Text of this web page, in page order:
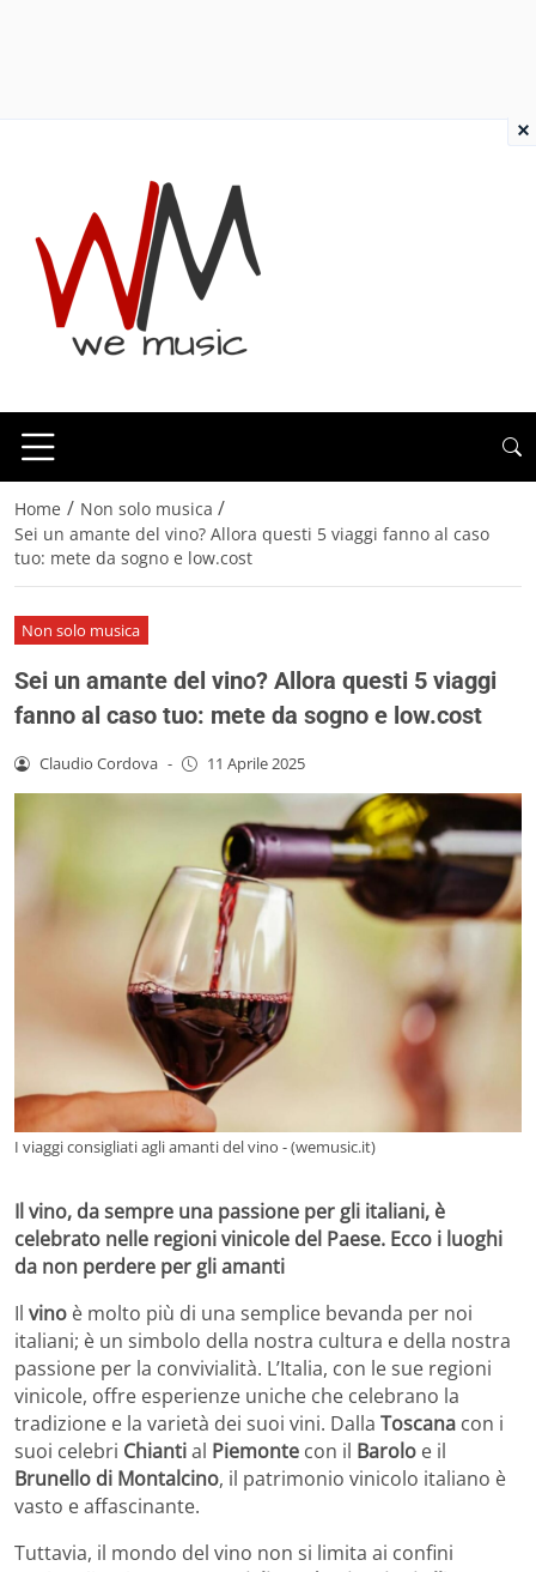
Home / Non solo musica /
Sei un amante del vino? Allora questi 5 viaggi fanno al caso
tuo: mete da sogno e low.cost
Non solo musica
Sei un amante del vino? Allora questi 5 viaggi
fanno al caso tuo: mete da sogno e low.cost
Claudio Cordova - 11 Aprile 2025
I viaggi consigliati agli amanti del vino - (wemusic.it)
Il vino, da sempre una passione per gli italiani, è
celebrato nelle regioni vinicole del Paese. Ecco i luoghi
da non perdere per gli amanti
Il vino è molto più di una semplice bevanda per noi
italiani; è un simbolo della nostra cultura e della nostra
passione per la convivialità. L’Italia, con le sue regioni
vinicole, offre esperienze uniche che celebrano la
tradizione e la varietà dei suoi vini. Dalla Toscana con i
suoi celebri Chiantial Piemonte con il Barolo e il
Brunello di Montalcino, il patrimonio vinicolo italiano è
vasto e affascinante.
Tuttavia, il mondo del vino non si limita ai confini
×